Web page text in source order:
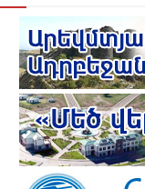
ԷՐ․
ԵՐԿՈՒ
Է